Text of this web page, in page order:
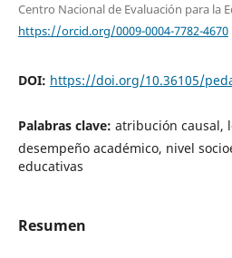
Centro Nacional de Evaluación para la
https://orcid.org/0009-0004-7782-4670
DOI: https://doi.org/10.36105/
Palabras clave: atribución causal,
desempeño académico, nivel
educativas
Resumen